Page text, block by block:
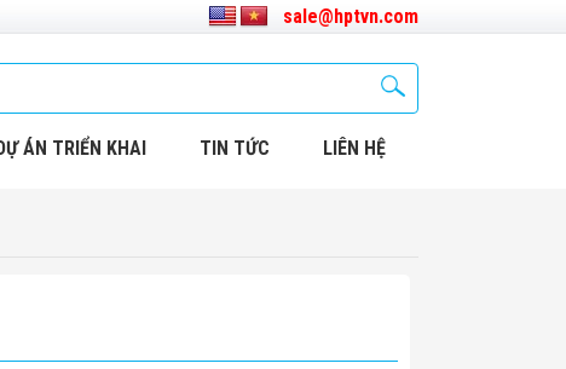
sale@hptvn.com
ÁN TRIỂN KHAI TIN TỨC LIÊN HỆ